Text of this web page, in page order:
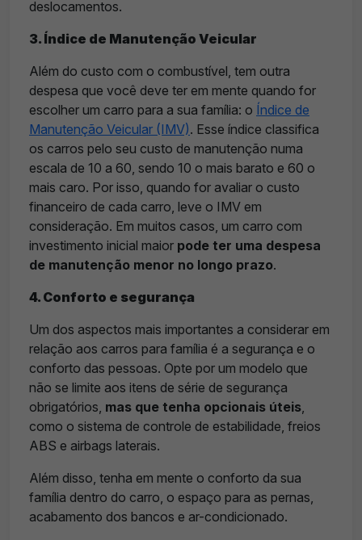
deslocamentos.
3. Índice de Manutenção Veicular
Além do custo com o combustível, tem outra
despesa que você deve ter em mente quando for
escolher um carro para a sua família: o Índice de
Manutenção Veicular (IMV). Esse índice classifica
os carros pelo seu custo de manutenção numa
escala de 10 a 60, sendo 10 o mais barato e 60 o
mais caro. Por isso, quando for avaliar o custo
financeiro de cada carro, leve o IMV em
consideração. Em muitos casos, um carro com
investimento inicial maior pode ter uma despesa
de manutenção menor no longo prazo.
4. Conforto e segurança
Um dos aspectos mais importantes a considerar em
relação aos carros para família é a segurança e o
conforto das pessoas. Opte por um modelo que
não se limite aos itens de série de segurança
obrigatórios, mas que tenha opcionais úteis,
como o sistema de controle de estabilidade, freios
ABS e airbags laterais.
Além disso, tenha em mente o conforto da sua
família dentro do carro, o espaço para as pernas,
acabamento dos bancos e ar-condicionado.